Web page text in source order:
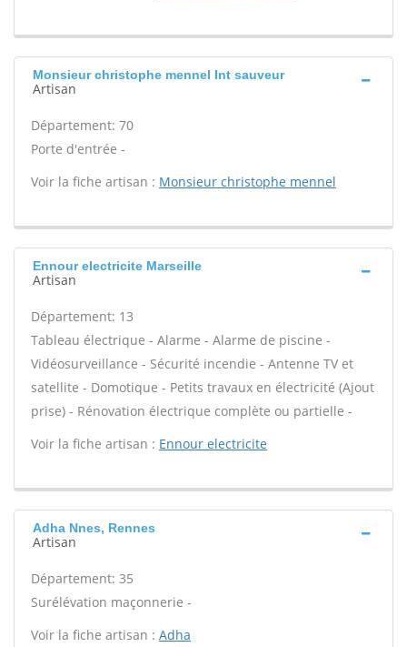
Monsieur christophe mennel Int sauveur
Artisan
Département: 70
Porte d'entrée -
Voir la fiche artisan : Monsieur christophe mennel
Ennour electricite Marseille
Artisan
Département: 13
Tableau électrique - Alarme - Alarme de piscine -
Vidéosurveillance - Sécurité incendie - Antenne TV et
satellite - Domotique - Petits travaux en électricité (Ajout
prise) - Rénovation électrique complète ou partielle -
Voir la fiche artisan : Ennour electricite
Adha Nnes, Rennes
Artisan
Département: 35
Surélévation maçonnerie -
Voir la fiche artisan : Adha